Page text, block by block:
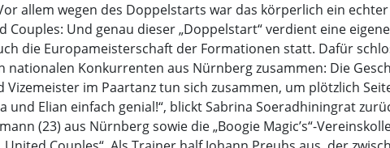
allem wegen des Doppelstarts war das körperlich ein
Und genau dieser „Doppelstart“ verdient eine
die Europameisterschaft der Formationen statt. Dafür
Konkurrenten aus Nürnberg zusammen: Die
im Paartanz tun sich zusammen, um plötzlich
und Elian einfach genial!“, blickt Sabrina Soeradhiningrat
(23) aus Nürnberg sowie die „Boogie Magic’s“-